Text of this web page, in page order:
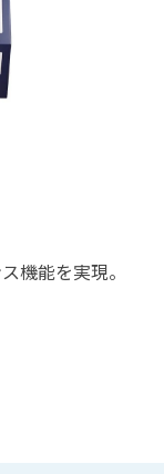
機能を実現。